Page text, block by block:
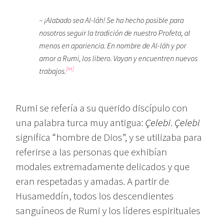
– ¡Alabado sea Al-láh! Se ha hecho posible para
nosotros seguir la tradición de nuestro Profeta, al
menos en apariencia. En nombre de Al-láh y por
amor a Rumi, los libero. Vayan y encuentren nuevos
trabajos.[xx]
Rumi se refería a su querido discípulo con
una palabra turca muy antigua: Çelebi. Çelebi
significa “hombre de Dios”, y se utilizaba para
referirse a las personas que exhibían
modales extremadamente delicados y que
eran respetadas y amadas. A partir de
Husameddín, todos los descendientes
sanguíneos de Rumi y los líderes espirituales